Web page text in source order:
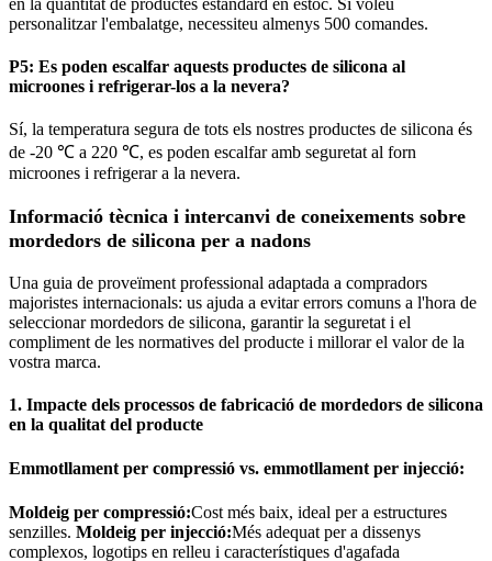
personalitzar l'embalatge, necessiteu almenys 500 comandes.
P5: Es poden escalfar aquests productes de silicona al
microones i refrigerar-los a la nevera?
Sí, la temperatura segura de tots els nostres productes de silicona és
de -20 ℃ a 220 ℃, es poden escalfar amb seguretat al forn
microones i refrigerar a la nevera.
Informació tècnica i intercanvi de coneixements sobre
mordedors de silicona per a nadons
Una guia de proveïment professional adaptada a compradors
majoristes internacionals: us ajuda a evitar errors comuns a l'hora de
seleccionar mordedors de silicona, garantir la seguretat i el
compliment de les normatives del producte i millorar el valor de la
vostra marca.
1. Impacte dels processos de fabricació de mordedors de silicona
en la qualitat del producte
Emmotllament per compressió vs. emmotllament per injecció:
Moldeig per compressió:Cost més baix, ideal per a estructures
senzilles. Moldeig per injecció:Més adequat per a dissenys
complexos, logotips en relleu i característiques d'agafada